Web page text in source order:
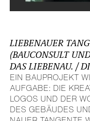
LIEBE­NAUER
(BAUCON­SULT
DAS LIEBENAU. /
EIN BAUPRO­JEKT
AUFGABE: DIE
LOGOS UND DER
DES GEBÄUDES